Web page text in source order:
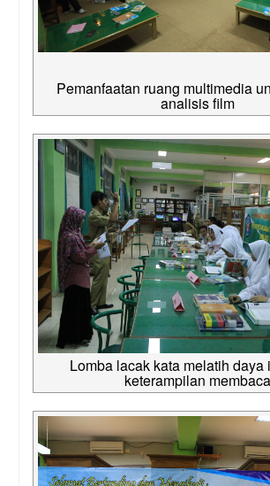
Pemanfaatan ruang multimedia
analisis film
Lomba lacak kata melatih daya
keterampilan membaca